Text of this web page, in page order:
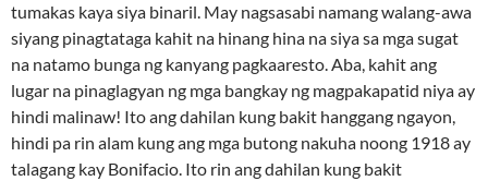
tumakas kaya siya binaril. May nagsasabi namang walang-awa
siyang pinagtataga kahit na hinang hina na siya sa mga sugat
na natamo bunga ng kanyang pagkaaresto. Aba, kahit ang
lugar na pinaglagyan ng mga bangkay ng magpakapatid niya ay
hindi malinaw! Ito ang dahilan kung bakit hanggang ngayon,
hindi pa rin alam kung ang mga butong nakuha noong 1918 ay
talagang kay Bonifacio. Ito rin ang dahilan kung bakit